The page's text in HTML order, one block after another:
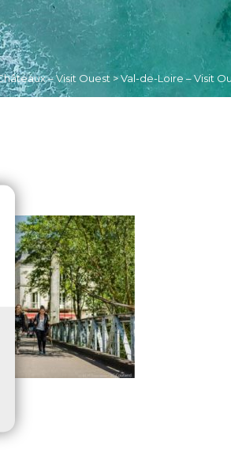
– Visit Ouest >Val-de-Loire – Visit